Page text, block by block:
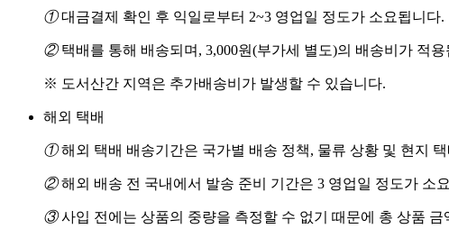
①대금결제 확인 후 익일로부터 2~3 영업일 정도가 소요됩니다.
②택배를 통해 배송되며, 3,000원(부가세 별도)의 배송비가 적용
※ 도서산간 지역은 추가배송비가 발생할 수 있습니다.
해외 택배
①해외 택배 배송기간은 국가별 배송 정책, 물류 상황 및 현지
②해외 배송 전 국내에서 발송 준비 기간은 3 영업일 정도가 소
③사입 전에는 상품의 중량을 측정할 수 없기 때문에 총 상품